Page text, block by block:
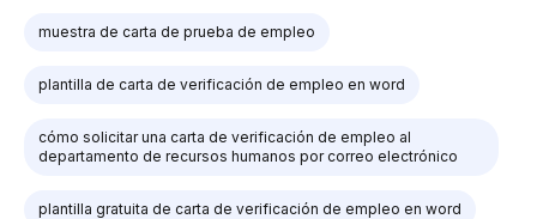
muestra de carta de prueba de empleo
plantilla de carta de verificación de empleo en word
cómo solicitar una carta de verificación de empleo al
departamento de recursos humanos por correo electrónico
plantilla gratuita de carta de verificación de empleo en word